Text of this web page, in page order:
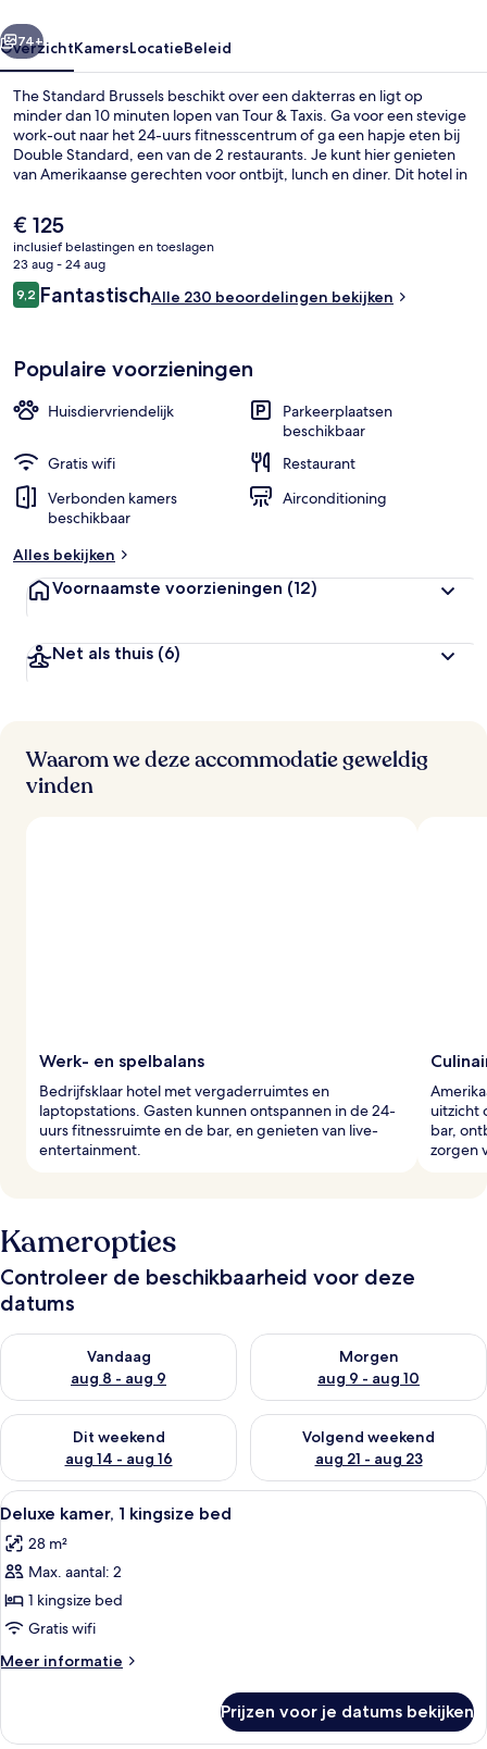
Volgende
74+
OverzichtKamersLocatieBeleid
The Standard Brussels beschikt over een dakterras en ligt op
minder dan 10 minuten lopen van Tour & Taxis. Ga voor een stevige
work-out naar het 24-uurs fitnesscentrum of ga een hapje eten bij
Double Standard, een van de 2 restaurants. Je kunt hier genieten
van Amerikaanse gerechten voor ontbijt, lunch en diner. Dit hotel in
bar/lounge en een tuin. Het openbaar vervoer vind je op korte
loopafstand: het is 8 minuten lopen naar Tramhalte Thomas en 9
minuten naar Station Yser-Ijzer.
De
huidige
prijs
is
€ 125
€ 125
inclusief belastingen en toeslagen
23 aug - 24 aug
Beoordelingen
9,29,2 op 10 –
FantastischAlle 230 beoordelingen bekijken
Populaire voorzieningen
Huisdiervriendelijk
Parkeerplaatsen
beschikbaar
Gratis wifi
Restaurant
Verbonden kamers
beschikbaar
Airconditioning
Alles bekijken
Voornaamste voorzieningen (12)
Net als thuis (6)
Waarom we deze accommodatie geweldig
vinden
Werk- en spelbalans
Bedrijfsklaar hotel met vergaderruimtes en
laptopstations. Gasten kunnen ontspannen in de 24-
uurs fitnessruimte en de bar, en genieten van live-
entertainment.
uitzicht
bar,
zorgen
Kameropties
Controleer de beschikbaarheid voor deze
datums
Vandaag
aug 8 - aug 9
De beschikbaarheid controleren voor vanavond aug 8 - aug 9
Morgen
aug 9 - aug 10
De beschikbaarheid
Dit weekend
aug 14 - aug 16
De beschikbaarheid controleren voor dit weekend aug 14 -
Volgend weekend
aug 21 - aug 23
De beschikbaarheid
Alle
foto's
voor
Deluxe
kamer,
1
kingsize
bed
Een hotelkamer met een groot
10
Deluxe kamer, 1 kingsize bed
28 m²
Max. aantal: 2
1 kingsize bed
Gratis wifi
Meer informatie
Meer
kamer,
Prijzen voor je datums bekijken